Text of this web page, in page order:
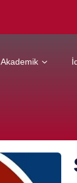
Akademik